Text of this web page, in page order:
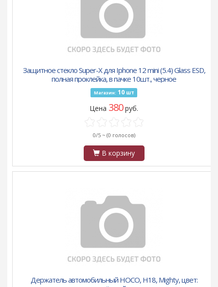
Защитное стекло Super-X для Iphone 12 mini (5.4) Glass ESD,
полная проклейка, в пачке 10шт., черное
Магазин: 10шт
Цена 380руб.
0/5 ~ (0 голосов)
В корзину
Держатель автомобильный HOCO, H18, Mighty, цвет: